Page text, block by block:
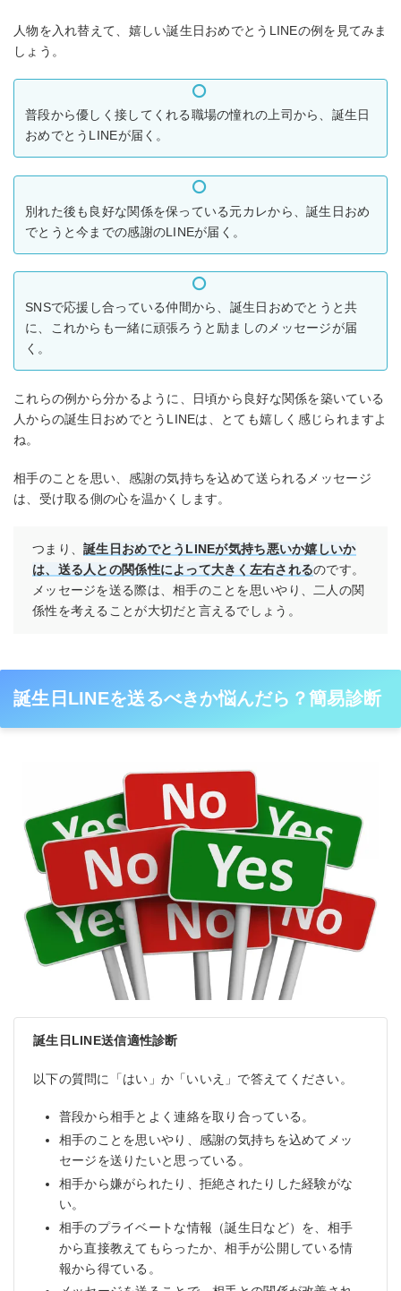
人物を入れ替えて、嬉しい誕生日おめでとうLINEの例を見てみま
しょう。
普段から優しく接してくれる職場の憧れの上司から、誕生日
おめでとうLINEが届く。
別れた後も良好な関係を保っている元カレから、誕生日おめ
でとうと今までの感謝のLINEが届く。
SNSで応援し合っている仲間から、誕生日おめでとうと共
に、これからも一緒に頑張ろうと励ましのメッセージが届
く。
これらの例から分かるように、日頃から良好な関係を築いている
人からの誕生日おめでとうLINEは、とても嬉しく感じられますよ
ね。
相手のことを思い、感謝の気持ちを込めて送られるメッセージ
は、受け取る側の心を温かくします。
つまり、誕生日おめでとうLINEが気持ち悪いか嬉しいか
は、送る人との関係性によって大きく左右されるのです。
メッセージを送る際は、相手のことを思いやり、二人の関
係性を考えることが大切だと言えるでしょう。
誕生日LINEを送るべきか悩んだら？簡易診断
誕生日LINE送信適性診断
以下の質問に「はい」か「いいえ」で答えてください。
普段から相手とよく連絡を取り合っている。
相手のことを思いやり、感謝の気持ちを込めてメッ
セージを送りたいと思っている。
相手から嫌がられたり、拒絶されたりした経験がな
い。
相手のプライベートな情報（誕生日など）を、相手
から直接教えてもらったか、相手が公開している情
報から得ている。